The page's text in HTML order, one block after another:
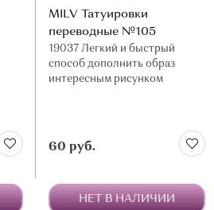
MILV Татуировки
переводные №105
19037 Легкий и быстрый
способ дополнить образ
интересным рисунком
60 руб.
НЕТ В НАЛИЧИИ